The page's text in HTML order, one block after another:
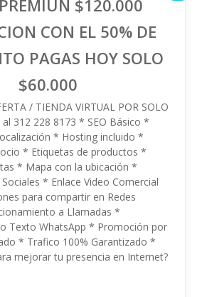
$120.000
CON EL 50% DE
PAGAS HOY SOLO
$60.000
/ TIENDA VIRTUAL POR SOLO
al 312 228 8173 * SEO Básico *
* Hosting incluido *
* Etiquetas de productos *
* Mapa con la ubicación *
* Enlace Video Comercial
para compartir en Redes
a Llamadas *
Texto WhatsApp * Promoción por
* Trafico 100% Garantizado *
mejorar tu presencia en Internet?